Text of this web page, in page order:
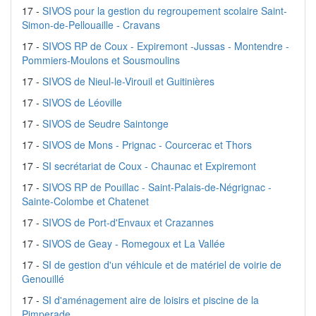
17 - SIVOS pour la gestion du regroupement scolaire Saint-
Simon-de-Pellouaille - Cravans
17 - SIVOS RP de Coux - Expiremont -Jussas - Montendre -
Pommiers-Moulons et Sousmoulins
17 - SIVOS de Nieul-le-Virouil et Guitinières
17 - SIVOS de Léoville
17 - SIVOS de Seudre Saintonge
17 - SIVOS de Mons - Prignac - Courcerac et Thors
17 - SI secrétariat de Coux - Chaunac et Expiremont
17 - SIVOS RP de Pouillac - Saint-Palais-de-Négrignac -
Sainte-Colombe et Chatenet
17 - SIVOS de Port-d'Envaux et Crazannes
17 - SIVOS de Geay - Romegoux et La Vallée
17 - SI de gestion d'un véhicule et de matériel de voirie de
Genouillé
17 - SI d'aménagement aire de loisirs et piscine de la